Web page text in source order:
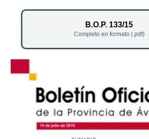
B.O.P. 133/15
Completo en formato (.pdf)